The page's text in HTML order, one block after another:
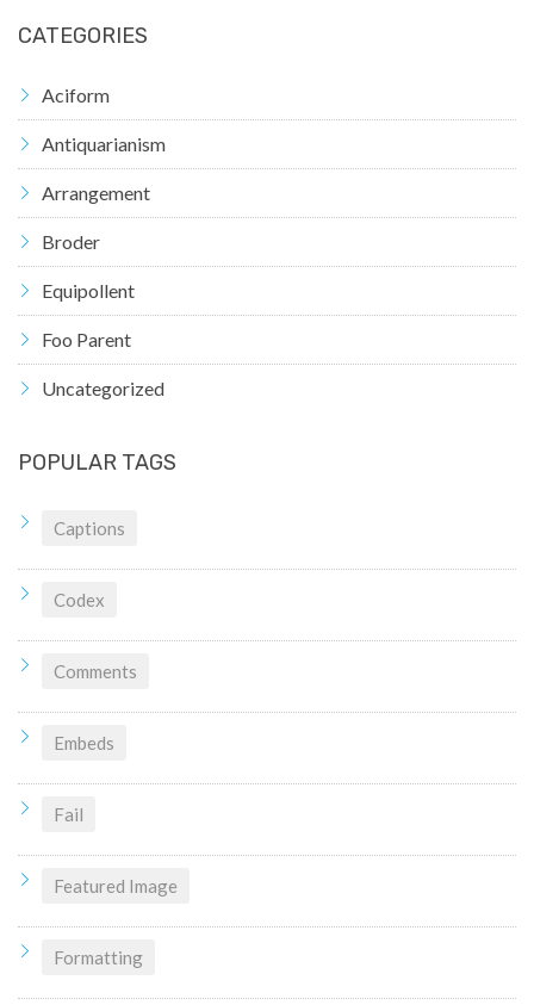
CATEGORIES
Aciform
Antiquarianism
Arrangement
Broder
Equipollent
Foo Parent
Uncategorized
POPULAR TAGS
Captions
Codex
Comments
Embeds
Fail
Featured Image
Formatting